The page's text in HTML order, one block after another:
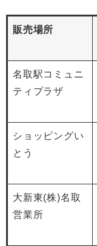
販売場所
名取駅コミュニ
ティプラザ
ショッピングい
とう
大新東(株)名取
営業所